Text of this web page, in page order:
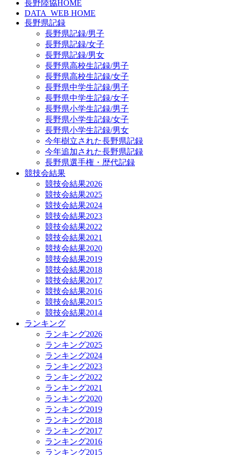
長野陸協HOME
DATA_WEB HOME
長野県記録
長野県記録/男子
長野県記録/女子
長野県記録/男女
長野県高校生記録/男子
長野県高校生記録/女子
長野県中学生記録/男子
長野県中学生記録/女子
長野県小学生記録/男子
長野県小学生記録/女子
長野県小学生記録/男女
今年樹立された長野県記録
今年追加された長野県記録
長野県選手権・歴代記録
競技会結果
競技会結果2026
競技会結果2025
競技会結果2024
競技会結果2023
競技会結果2022
競技会結果2021
競技会結果2020
競技会結果2019
競技会結果2018
競技会結果2017
競技会結果2016
競技会結果2015
競技会結果2014
ランキング
ランキング2026
ランキング2025
ランキング2024
ランキング2023
ランキング2022
ランキング2021
ランキング2020
ランキング2019
ランキング2018
ランキング2017
ランキング2016
ランキング2015